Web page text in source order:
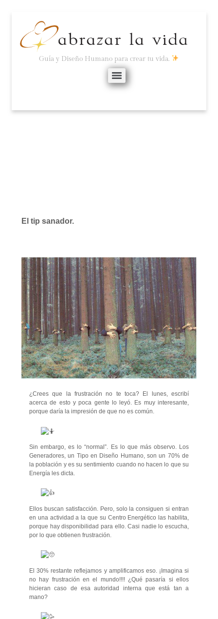
Guía y Diseño Humano para crear tu vida.
El tip sanador.
¿Crees que la frustración no te toca? El lunes, escribí
acerca de esto y poca gente lo leyó. Es muy interesante,
porque daría la impresión de que no es común.
Sin embargo, es lo “normal”. Es lo que más observo. Los
Generadores, un Tipo en Diseño Humano, son un 70% de
la población y es su sentimiento cuando no hacen lo que su
Energía les dicta.
Ellos buscan satisfacción. Pero, solo la consiguen si entran
en una actividad a la que su Centro Energético las habilita,
porque hay disponibilidad para ello. Casi nadie lo escucha,
por lo que obtienen frustración.
El 30% restante reflejamos y amplificamos eso. ¡Imagina si
no hay frustración en el mundo!!!! ¿Qué pasaría si ellos
hicieran caso de esa autoridad interna que está tan a
mano?